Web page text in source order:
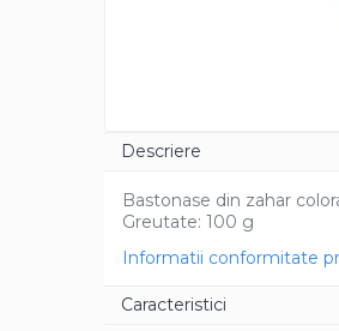
Aroma Vanilie
Aroma Lamaie
Descriere
Bastonase din zahar
Greutate: 100 g
Informatii conformitate
Caracteristici